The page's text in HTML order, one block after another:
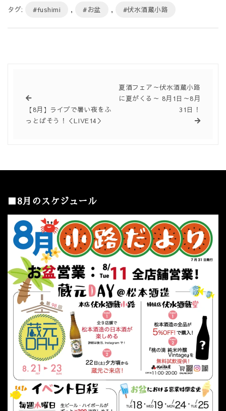
タグ: #fushimi , #お盆 , #伏水酒蔵小路
【8月】ライブで暑い夜をふ
っとばそう！＜LIVE14＞
夏酒フェア～伏水酒蔵小路
に夏がくる～ 8月1日～8月
31日！
■8月のスケジュール